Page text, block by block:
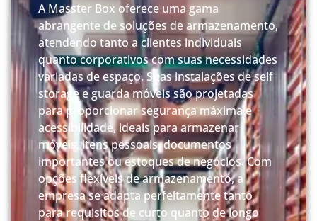
A Masster Box oferece uma gama
abrangente de soluções de armazenamento,
atendendo tanto a clientes individuais
quanto corporativos com suas necessidades
variadas de espaço. Suas instalações de self
storage e guarda móveis são projetadas
para proporcionar segurança máxima e
acessibilidade, ideais para armazenar
móveis, itens pessoais, documentos
importantes ou estoques de negócios. Com
opções flexíveis de armazenamento, a
empresa se adapta perfeitamente tanto
para requisitos de curto quanto de longo